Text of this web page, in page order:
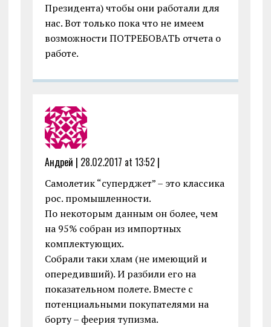
Президента) чтобы они работали для
нас. Вот только пока что не имеем
возможности ПОТРЕБОВАТЬ отчета о
работе.
Андрей | 28.02.2017 at 13:52|
Самолетик “суперджет” – это классика
рос. промышленности.
По некоторым данным он более, чем
на 95% собран из импортных
комплектующих.
Собрали таки хлам (не имеющий и
опередивший). И разбили его на
показательном полете. Вместе с
потенциальными покупателями на
борту – феерия тупизма.